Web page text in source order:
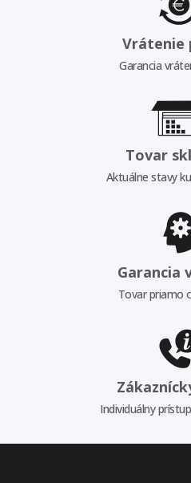
Vrátenie
Garancia
Tovar
Aktuálne stavy
Garancia
Tovar priamo
Individuálny